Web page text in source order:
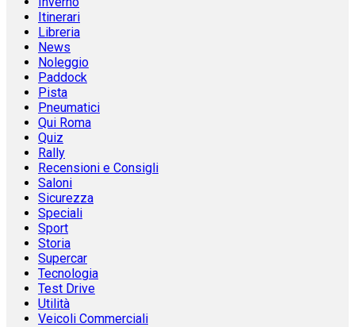
Itinerari
Libreria
News
Noleggio
Paddock
Pista
Pneumatici
Qui Roma
Quiz
Rally
Recensioni e Consigli
Saloni
Sicurezza
Speciali
Sport
Storia
Supercar
Tecnologia
Test Drive
Utilità
Veicoli Commerciali